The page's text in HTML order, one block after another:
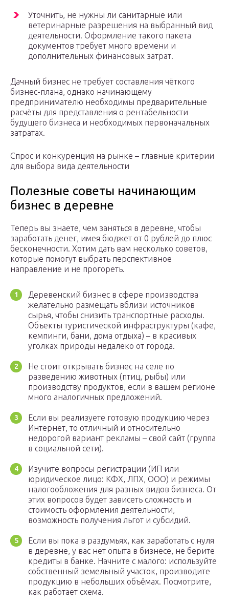
Уточнить, не нужны ли санитарные или
ветеринарные разрешения на выбранный вид
деятельности. Оформление такого пакета
документов требует много времени и
дополнительных финансовых затрат.
Дачный бизнес не требует составления чёткого
бизнес-плана, однако начинающему
предпринимателю необходимы предварительные
расчёты для представления о рентабельности
будущего бизнеса и необходимых первоначальных
затратах.
Спрос и конкуренция на рынке – главные критерии
для выбора вида деятельности
Полезные советы начинающим
бизнес в деревне
Теперь вы знаете, чем заняться в деревне, чтобы
заработать денег, имея бюджет от 0 рублей до плюс
бесконечности. Хотим дать вам несколько советов,
которые помогут выбрать перспективное
направление и не прогореть.
Деревенский бизнес в сфере производства
желательно размещать вблизи источников
сырья, чтобы снизить транспортные расходы.
Объекты туристической инфраструктуры (кафе,
кемпинги, бани, дома отдыха) – в красивых
уголках природы недалеко от города.
Не стоит открывать бизнес на селе по
разведению животных (птиц, рыбы) или
производству продуктов, если в вашем регионе
много аналогичных предложений.
Если вы реализуете готовую продукцию через
Интернет, то отличный и относительно
недорогой вариант рекламы – свой сайт (группа
в социальной сети).
Изучите вопросы регистрации (ИП или
юридическое лицо: КФХ, ЛПХ, ООО) и режимы
налогообложения для разных видов бизнеса. От
этих вопросов будет зависеть сложность и
стоимость оформления деятельности,
возможность получения льгот и субсидий.
Если вы пока в раздумьях, как заработать с нуля
в деревне, у вас нет опыта в бизнесе, не берите
кредиты в банке. Начните с малого: используйте
собственный земельный участок, производите
продукцию в небольших объёмах. Посмотрите,
как работает схема.